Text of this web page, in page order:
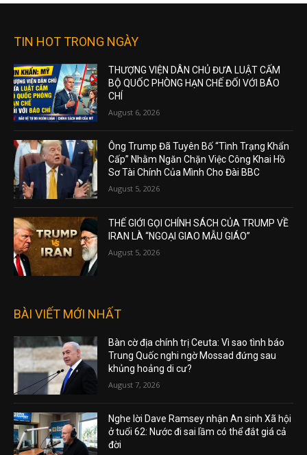
TIN HOT TRONG NGÀY
THƯỢNG VIỆN DÂN CHỦ ĐƯA LUẬT CẤM
BỘ QUỐC PHÒNG HẠN CHẾ ĐỐI VỚI BÁO
CHÍ
August 6, 2026
Ông Trump Đã Tuyên Bố “Tình Trạng Khẩn
Cấp” Nhằm Ngăn Chặn Việc Công Khai Hồ
Sơ Tài Chính Của Mình Cho Đài BBC
August 5, 2026
THẾ GIỚI GỌI CHÍNH SÁCH CỦA TRUMP VỀ
IRAN LÀ “NGOẠI GIAO MẪU GIÁO”
August 5, 2026
BÀI VIẾT MỚI NHẤT
Bàn cờ địa chính trị Ceuta: Vì sao tình báo
Trung Quốc nghi ngờ Mossad đứng sau
khủng hoảng di cư?
August 7, 2026
Nghe lời Dave Ramsey nhận An sinh Xã hội
ở tuổi 62: Nước đi sai lầm có thể đắt giá cả
đời